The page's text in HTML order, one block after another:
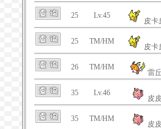
25 Lv.45
皮卡
25 TM/HM
皮卡
26 TM/HM
雷
35 Lv.46
皮
35 TM/HM
皮